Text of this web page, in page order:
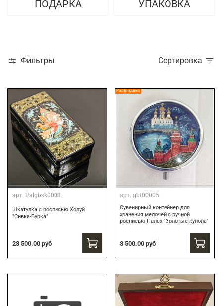
ПОДАРКА
УПАКОВКА
Фильтры Сортировка
арт. Palgbsk0003
Шкатулка с росписью Холуй
"Сивка-Бурка"
23 500.00 руб
Распродажа
арт. gbt00005
Сувенирный контейнер для
хранения мелочей с ручной
росписью Палех "Золотые купола"
3 500.00 руб